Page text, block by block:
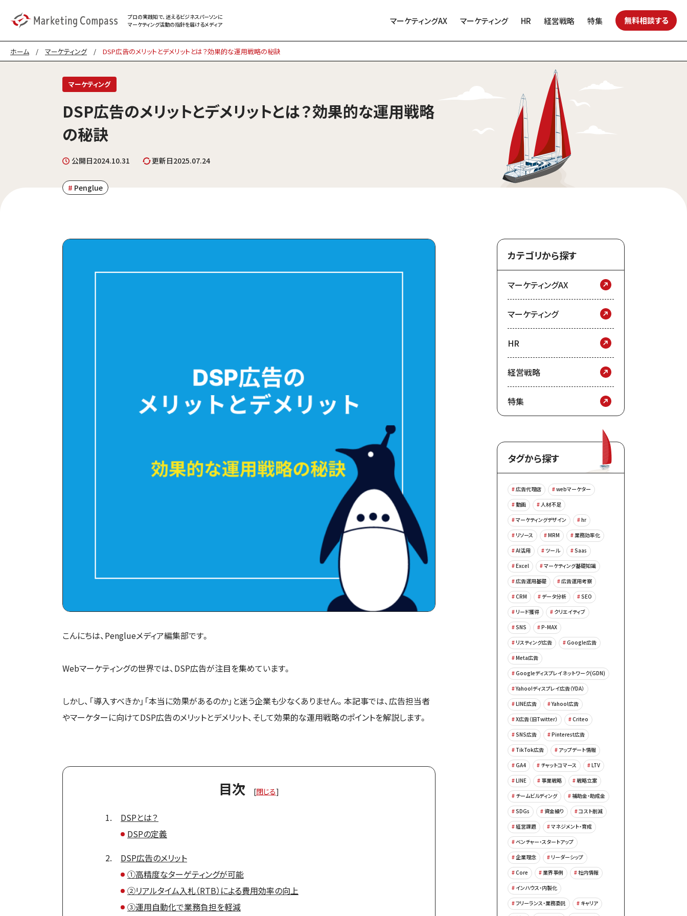
プロの実践知で、迷えるビジネスパーソンに
マーケティング活動の指針を届けるメディア マーケティングAX マーケティング HR 経営戦略 特集 無料相談する
ホーム / マーケティング/ DSP広告のメリットとデメリットとは？効果的な運用戦略の秘訣
マーケティング
DSP広告のメリットとデメリットとは？効果的な運用戦略
の秘訣
公開日2024.10.31 更新日2025.07.24
Penglue
こんにちは、Penglueメディア編集部です。
Webマーケティングの世界では、DSP広告が注目を集めています。
しかし、「導入すべきか」「本当に効果があるのか」と迷う企業も少なくありません。本記事では、広告担当者
やマーケターに向けてDSP広告のメリットとデメリット、そして効果的な運用戦略のポイントを解説します。
目次 [閉じる]
DSPとは？
DSPの定義
DSP広告のメリット
①高精度なターゲティングが可能
②リアルタイム入札（RTB）による費用効率の向上
③運用自動化で業務負担を軽減
カテゴリから探す
マーケティングAX
マーケティング
HR
経営戦略
特集
タグから探す
広告代理店
webマーケター
動画
人材不足
マーケティングデザイン
hr
リソース
MRM
業務効率化
AI活用
ツール
Saas
Excel
マーケティング基礎知識
広告運用基礎
広告運用考察
CRM
データ分析
SEO
リード獲得
クリエイティブ
SNS
P-MAX
リスティング広告
Google広告
Meta広告
Googleディスプレイネットワーク(GDN)
Yahoo!ディスプレイ広告（YDA）
LINE広告
Yahoo!広告
X広告（旧Twitter）
Criteo
SNS広告
Pinterest広告
TikTok広告
アップデート情報
GA4
チャットコマース
LTV
LINE
事業戦略
戦略立案
チームビルディング
補助金・助成金
SDGs
資金繰り
コスト削減
経営課題
マネジメント・育成
ベンチャー・スタートアップ
企業理念
リーダーシップ
Core
業界事例
社内情報
インハウス・内製化
フリーランス・業務委託
キャリア